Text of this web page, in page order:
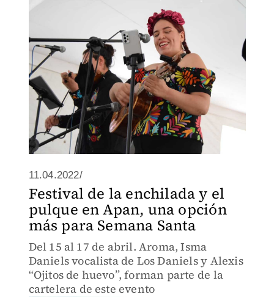
11.04.2022/
Festival de la enchilada y el
pulque en Apan, una opción
más para Semana Santa
Del 15 al 17 de abril. Aroma, Isma
Daniels vocalista de Los Daniels y Alexis
“Ojitos de huevo”, forman parte de la
cartelera de este evento